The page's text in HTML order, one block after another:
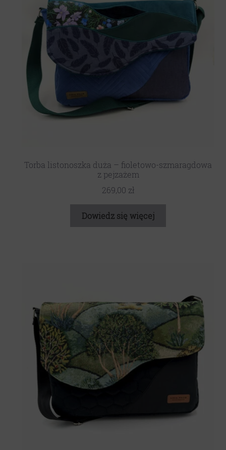
Torba listonoszka duża – fioletowo-szmaragdowa
z pejzażem
269,00 zł
Dowiedz się więcej